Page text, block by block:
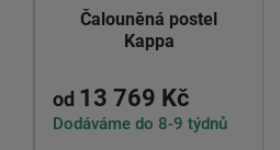
Čalouněná postel
Kappa
od 13 769 Kč
Dodáváme do 8-9 týdnů